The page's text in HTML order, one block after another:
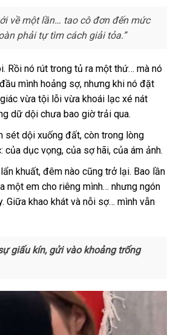
về một lần… tao cô đơn đến mức
phải tự tìm cách giải tỏa.”
Rồi nó rút trong tủ ra một thứ… mà nó
mình hoảng sợ, nhưng khi nó đặt
vừa tội lỗi vừa khoái lạc xé nát
dữ dội chưa bao giờ trải qua.
sét dội xuống đất, còn trong lòng
của dục vọng, của sợ hãi, của ám ảnh.
khuất, đêm nào cũng trở lại. Bao lần
một em cho riêng mình… nhưng ngón
Giữa khao khát và nỗi sợ… mình vẫn
giấu kín, gửi vào khoảng trống